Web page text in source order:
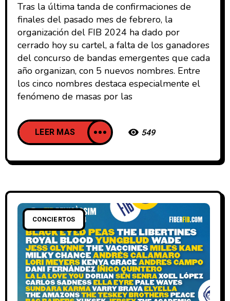
Tras la última tanda de confirmaciones de
finales del pasado mes de febrero, la
organización del FIB 2024 ha dado por
cerrado hoy su cartel, a falta de los ganadores
del concurso de bandas emergentes que cada
año organizan, con 5 nuevos nombres. Entre
los cinco nombres destaca especialmente el
fenómeno de masas por las
LEER MAS 549
CONCIERTOS